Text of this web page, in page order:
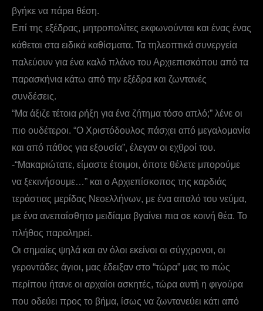
βγήκε να πάρει θέση.
Επί της εξέδρας, μητροπολίτες εκφωνούνται και ένας ένας
κάθεται στα ειδικά καθίσματα. Τα τηλεοπτικά συνεργεία
παλεύουν για ένα καλό πλάνο του Αρχιεπισκόπου από τα
παρασκήνια κάτω από την εξέδρα και ζωντανές
συνδέσεις.
“Μα άξιζε τέτοια ρήξη για ένα ζήτημα τόσο απλό;” λένε οι
πιο ουδέτεροι. “Ο Χριστόδουλος πάσχει από μεγαλομανία
και από πάθος για εξουσία”, έλεγαν οι εχθροί του.
-“Μακαριώτατε, είμαστε έτοιμοι, όποτε θέλετε μπορούμε
να ξεκινήσουμε…” και ο Αρχιεπίσκοπος της καρδιάς
τεράστιας μερίδας Νεοελλήνων, με ένα απαλό του νεύμα,
με ένα ανεπαίσθητο μειδίαμα βγαίνει πια σε κοινή θέα. Το
πλήθος παραληρεί.
Οι σημαίες ψηλά και αν όλοι εκείνοι οι σύγχρονοι, οι
γεροντάδες άγιοι, μας έδειξαν στο “τώρα” μας το πώς
περίπου ήτανε οι αρχαίοι ασκητές, τώρα αυτή η φιγούρα
που οδεύει προς το βήμα, ίσως να ζωντανεύει κάτι από